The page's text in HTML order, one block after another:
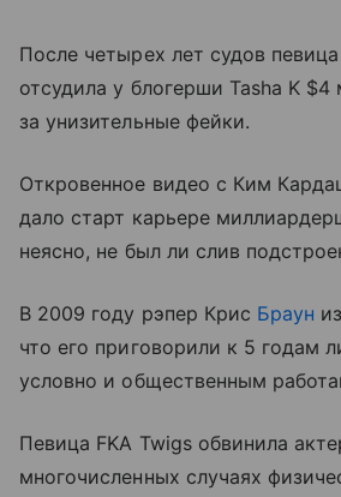
После четырех лет судов
отсудила у блогерши Tasha K
за унизительные фейки.
Откровенное видео с Ким
дало старт карьере
неясно, не был ли слив
В 2009 году рэпер Крис Браун
что его приговорили к 5 годам
условно и общественным
Певица FKA Twigs обвинила
многочисленных случаях